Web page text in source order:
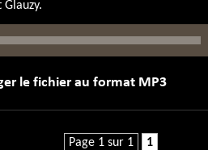
Glauzy.
Page 1 sur 1 1